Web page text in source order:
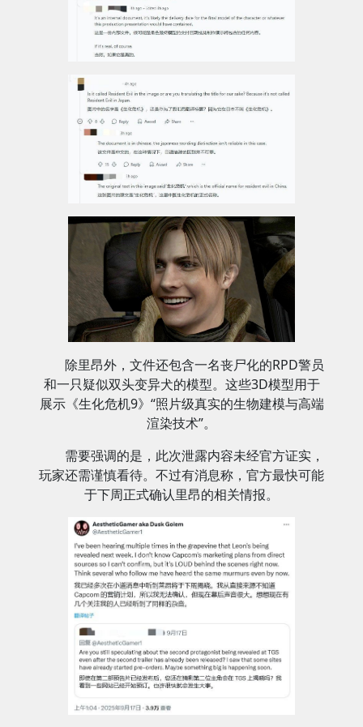
除里昂外，文件还包含一名丧尸化的RPD警员
和一只疑似双头变异犬的模型。这些3D模型用于
展示《生化危机9》“照片级真实的生物建模与高端
渲染技术”。
需要强调的是，此次泄露内容未经官方证实，
玩家还需谨慎看待。不过有消息称，官方最快可能
于下周正式确认里昂的相关情报。